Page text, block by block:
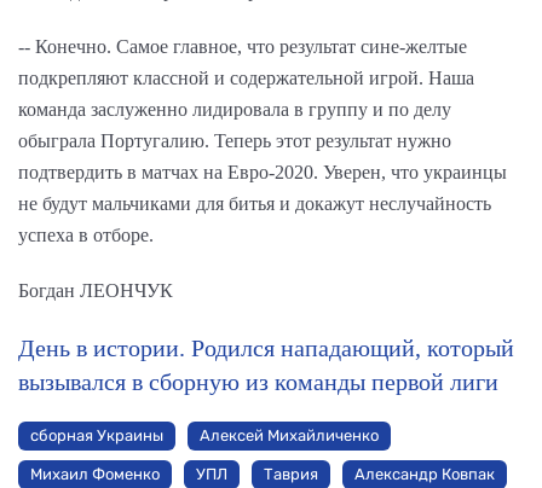
-- Конечно. Самое главное, что результат сине-желтые
подкрепляют классной и содержательной игрой. Наша
команда заслуженно лидировала в группу и по делу
обыграла Португалию. Теперь этот результат нужно
подтвердить в матчах на Евро-2020. Уверен, что украинцы
не будут мальчиками для битья и докажут неслучайность
успеха в отборе.
Богдан ЛЕОНЧУК
День в истории. Родился нападающий, который
вызывался в сборную из команды первой лиги
сборная Украины Алексей Михайличенко
Михаил Фоменко УПЛ Таврия Александр Ковпак